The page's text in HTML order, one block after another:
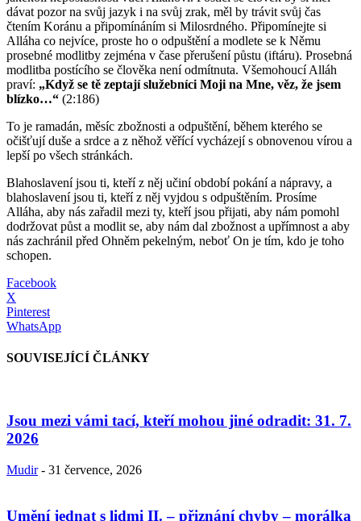
dávat pozor na svůj jazyk i na svůj zrak, měl by trávit svůj čas
čtením Koránu a připomínáním si Milosrdného. Připomínejte si
Alláha co nejvíce, proste ho o odpuštění a modlete se k Němu
prosebné modlitby zejména v čase přerušení půstu (iftáru). Prosebná
modlitba postícího se člověka není odmítnuta. Všemohoucí Alláh
praví: „Když se tě zeptají služebníci Moji na Mne, věz, že jsem
blízko…“ (2:186)
To je ramadán, měsíc zbožnosti a odpuštění, během kterého se
očišťují duše a srdce a z něhož věřící vycházejí s obnovenou vírou a
lepší po všech stránkách.
Blahoslavení jsou ti, kteří z něj učiní období pokání a nápravy, a
blahoslavení jsou ti, kteří z něj vyjdou s odpuštěním. Prosíme
Alláha, aby nás zařadil mezi ty, kteří jsou přijati, aby nám pomohl
dodržovat půst a modlit se, aby nám dal zbožnost a upřímnost a aby
nás zachránil před Ohněm pekelným, neboť On je tím, kdo je toho
schopen.
Facebook
X
Pinterest
WhatsApp
SOUVISEJÍCÍ ČLÁNKY
Jsou mezi vámi tací, kteří mohou jiné odradit: 31. 7.
2026
Mudir - 31 července, 2026
Umění jednat s lidmi II. – přiznání chyby – morálka